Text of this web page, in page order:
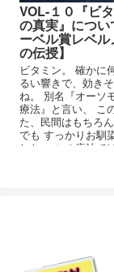
VOL-１０『ビ
の真実』につ
ーベル賞レベル
の伝授】
ビタミン。 確かに
るい響きで、効き
ね。 別名『オーソ
療法』と言い、 こ
た、民間はもちろ
でも すっかりお馴
した。 この療法で